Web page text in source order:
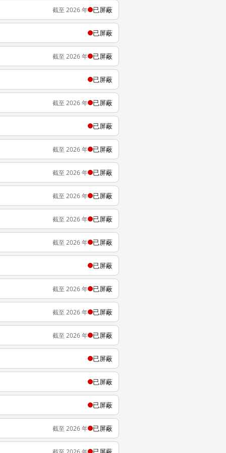
截至 2026 年 已屏蔽
已屏蔽
截至 2026 年 已屏蔽
已屏蔽
截至 2026 年 已屏蔽
已屏蔽
截至 2026 年 已屏蔽
截至 2026 年 已屏蔽
截至 2026 年 已屏蔽
截至 2026 年 已屏蔽
截至 2026 年 已屏蔽
已屏蔽
截至 2026 年 已屏蔽
截至 2026 年 已屏蔽
截至 2026 年 已屏蔽
已屏蔽
已屏蔽
已屏蔽
截至 2026 年 已屏蔽